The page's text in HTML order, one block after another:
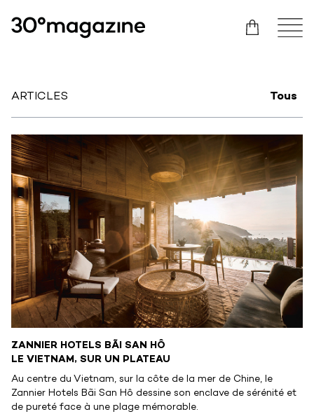
ARTICLES Tous
ZANNIER HOTELS BÃI SAN HÔ
LE VIETNAM, SUR UN PLATEAU
Au centre du Vietnam, sur la côte de la mer de Chine, le
Zannier Hotels Bãi San Hô dessine son enclave de sérénité et
de pureté face à une plage mémorable.